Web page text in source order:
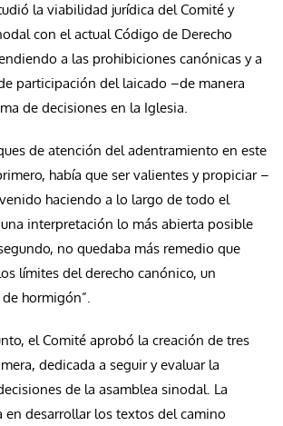
la viabilidad jurídica del Comité y
con el actual Código de Derecho
a las prohibiciones canónicas y a
participación del laicado –de manera
de decisiones en la Iglesia.
de atención del adentramiento en este
había que ser valientes y propiciar –
haciendo a lo largo de todo el
interpretación lo más abierta posible
no quedaba más remedio que
límites del derecho canónico, un
hormigón”.
el Comité aprobó la creación de tres
dedicada a seguir y evaluar la
de la asamblea sinodal. La
en desarrollar los textos del camino